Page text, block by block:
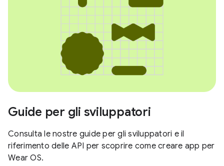
Guide per gli sviluppatori
Consulta le nostre guide per gli sviluppatori e il
riferimento delle API per scoprire come creare app per
Wear OS.